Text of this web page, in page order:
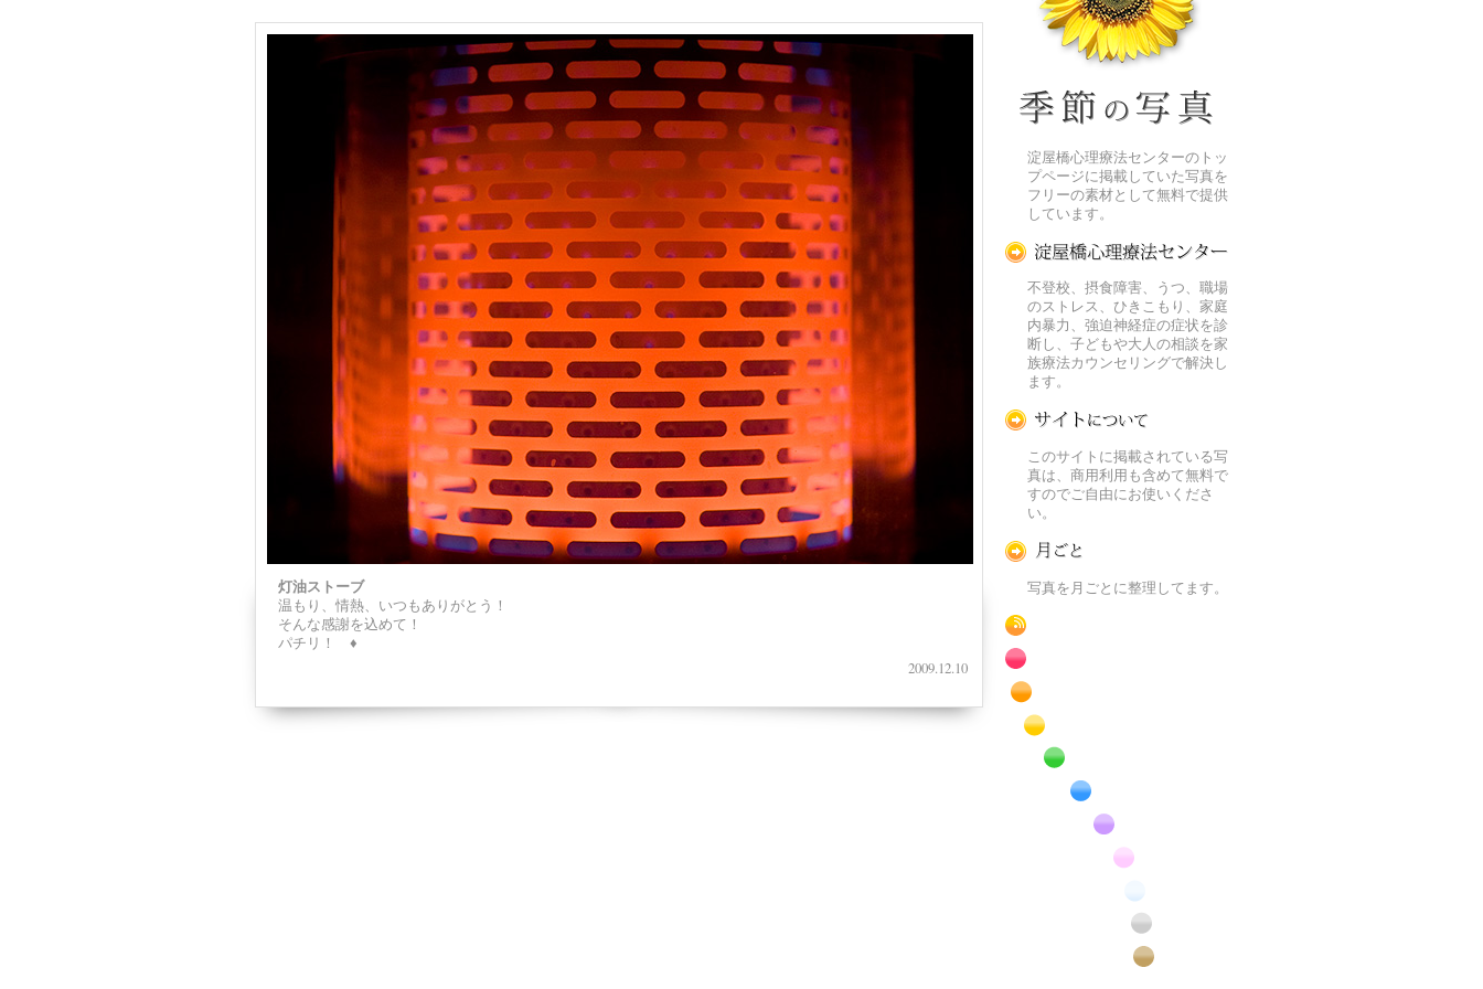
灯油ストーブ
温もり、情熱、いつもありがとう！
そんな感謝を込めて！
パチリ！ ♦
2009.12.10
淀屋橋心理療法センターのトッ
プページに掲載していた写真を
フリーの素材として無料で提供
しています。
不登校、摂食障害、うつ、職場
のストレス、ひきこもり、家庭
内暴力、強迫神経症の症状を診
断し、子どもや大人の相談を家
族療法カウンセリングで解決し
ます。
このサイトに掲載されている写
真は、商用利用も含めて無料で
すのでご自由にお使いくださ
い。
写真を月ごとに整理してます。
RSS
赤色の花のフリー写真素材
橙色の花のフリー写真素材
黄色の花のフリー写真素材
緑色の花のフリー写真素材
青色の花のフリー写真素材
紫色の花のフリー写真素材
白色の花のフリー写真素材
昆虫のフリー写真素材